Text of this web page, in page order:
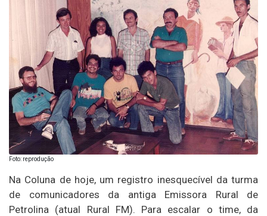
Foto: reprodução
Na Coluna de hoje, um registro inesquecível da turma
de comunicadores da antiga Emissora Rural de
Petrolina (atual Rural FM). Para escalar o time, da